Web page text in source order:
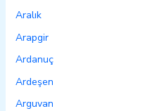
Aralık
Arapgir
Ardanuç
Ardeşen
Arguvan